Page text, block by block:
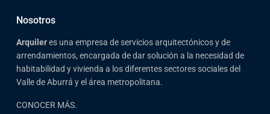
Nosotros
Arqui leres una empresa de servicios arquitectónicos y de
arrendamientos, encargada de dar solución a la necesidad de
habitabilidad y vivienda a los diferentes sectores sociales del
Valle de Aburrá y el área metropolitana.
CONOCER MÁS.